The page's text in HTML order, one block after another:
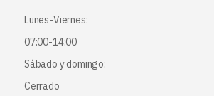
Lunes-Viernes:
07:00-14:00
Sábado y domingo:
Cerrado